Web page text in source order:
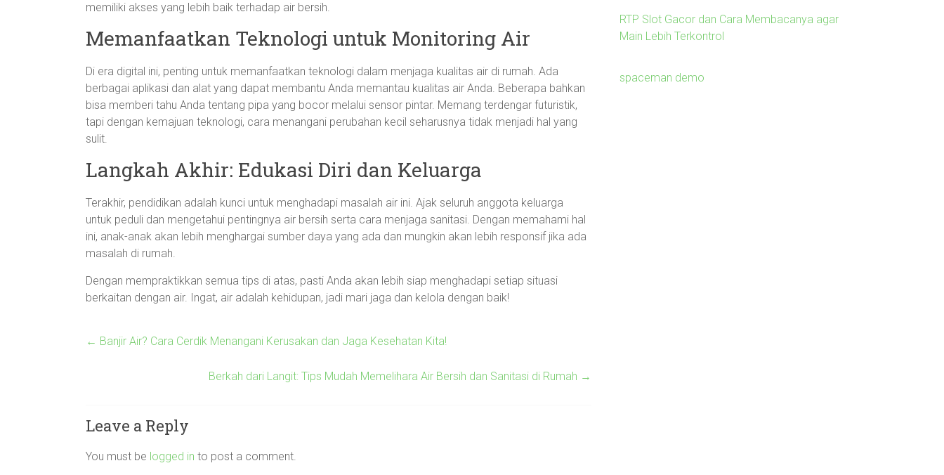
memiliki akses yang lebih baik terhadap air bersih.
Memanfaatkan Teknologi untuk Monitoring Air
Di era digital ini, penting untuk memanfaatkan teknologi dalam menjaga kualitas air di rumah. Ada
berbagai aplikasi dan alat yang dapat membantu Anda memantau kualitas air Anda. Beberapa bahkan
bisa memberi tahu Anda tentang pipa yang bocor melalui sensor pintar. Memang terdengar futuristik,
tapi dengan kemajuan teknologi, cara menangani perubahan kecil seharusnya tidak menjadi hal yang
sulit.
Langkah Akhir: Edukasi Diri dan Keluarga
Terakhir, pendidikan adalah kunci untuk menghadapi masalah air ini. Ajak seluruh anggota keluarga
untuk peduli dan mengetahui pentingnya air bersih serta cara menjaga sanitasi. Dengan memahami hal
ini, anak-anak akan lebih menghargai sumber daya yang ada dan mungkin akan lebih responsif jika ada
masalah di rumah.
Dengan mempraktikkan semua tips di atas, pasti Anda akan lebih siap menghadapi setiap situasi
berkaitan dengan air. Ingat, air adalah kehidupan, jadi mari jaga dan kelola dengan baik!
← Banjir Air? Cara Cerdik Menangani Kerusakan dan Jaga Kesehatan Kita!
Berkah dari Langit: Tips Mudah Memelihara Air Bersih dan Sanitasi di Rumah →
Leave a Reply
You must be logged in to post a comment.
RTP Slot Gacor dan Cara Membacanya agar
Main Lebih Terkontrol
spaceman demo